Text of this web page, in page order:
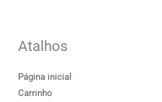
Atalhos
Página inicial
Carrinho